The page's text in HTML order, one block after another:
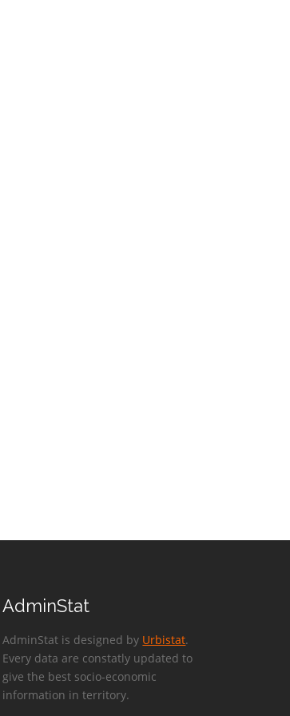
AdminStat
AdminStat is designed by Urbistat.
Every data are constatly updated to
give the best socio-economic
information in territory.